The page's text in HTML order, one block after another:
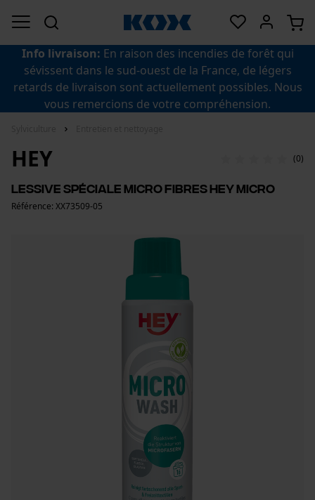
Info livraison: En raison des incendies de forêt qui
sévissent dans le sud-ouest de la France, de légers
retards de livraison sont actuellement possibles. Nous
vous remercions de votre compréhension.
HEY (0)
Lessive spéciale micro fibres HEY Micro
Référence: XX73509-05